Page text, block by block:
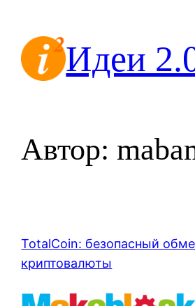
содержимомуИдеи
Автор:
TotalCoin: безопасный
криптовалюты